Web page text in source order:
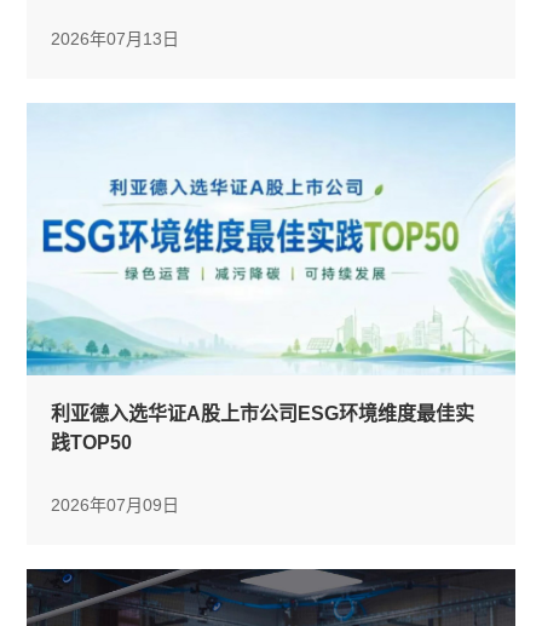
2026年07月13日
利亚德入选华证A股上市公司ESG环境维度最佳实
践TOP50
2026年07月09日